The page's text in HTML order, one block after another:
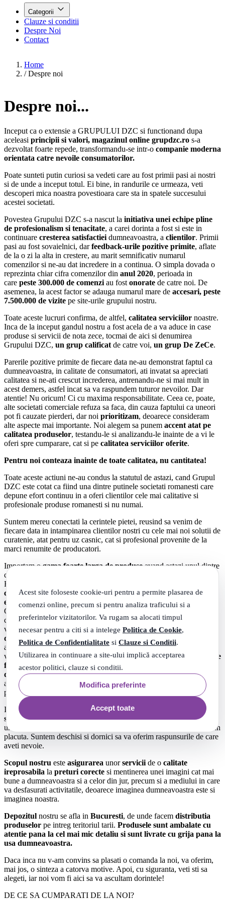
Acest site foloseste cookie-uri pentru a permite plasarea de
comenzi online, precum si pentru analiza traficului si a
preferintelor vizitatorilor. Va rugam sa alocati timpul
necesar pentru a citi si a intelege Politica de Cookie,
Politica de Confidentialitate si Clauze si Conditii.
Utilizarea in continuare a site-ului implică acceptarea
acestor politici, clauze si conditii.
Modifica preferinte
Accept toate
Categorii
Clauze si conditii
Despre Noi
Contact
Home
/ Despre noi
Despre noi...
Inceput ca o extensie a GRUPULUI DZC si functionand dupa
aceleasi principii si valori, magazinul online grupdzc.ro s-a
dezvoltat foarte repede, transformandu-se intr-o companie moderna
orientata catre nevoile consumatorilor.
Poate sunteti putin curiosi sa vedeti care au fost primii pasi ai nostri
si de unde a inceput totul. Ei bine, in randurile ce urmeaza, veti
descoperi mica noastra povestioara care sta in spatele succesului
acestei societati.
Povestea Grupului DZC s-a nascut la initiativa unei echipe pline
de profesionalism si tenacitate, a carei dorinta a fost si este in
continuare cresterea satisfactiei dumneavoastra, a clientilor. Primii
pasi au fost sovaielnici, darfeedback-urile pozitive primite, aflate
de la o zi la alta in crestere, au marit semnificativ numarul
comenzilor si ne-au dat incredere in a continua. O simpla dovada o
reprezinta chiar cifra comenzilor din anul 2020, perioada in
care peste 300.000 de comenzi au fost onorate de catre noi. De
asemenea, la acest factor se adauga numarul mare de accesari, peste
7.500.000 de vizite pe site-urile grupului nostru.
Toate aceste lucruri confirma, de altfel, calitatea serviciilor noastre.
Inca de la inceput gandul nostru a fost acela de a va aduce in case
produse si servicii de nota zece, tocmai de aici si denumirea
Grupului DZC, un grup calificat de catre voi, un grup De ZeCe.
Parerile pozitive primite de fiecare data ne-au demonstrat faptul ca
dumneavoastra, in calitate de consumatori, ati invatat sa apreciati
calitatea si ne-ati crescut increderea, antrenandu-ne si mai mult in
acest demers, astfel incat sa va raspundem tuturor nevoilor. Dar
atentie! Nu oricum! Ci cu maxima responsabilitate. Ceea ce, poate,
alte societati comerciale refuza sa faca, din cauza faptului ca uneori
pot fi cauzate pierderi, dar noi prioritizam, deoarece consideram
alte aspecte mai importante. Noi alegem sa punem accent atat pe
calitatea produselor, testandu-le si analizandu-le inainte de a vi le
oferi spre cumparare, cat si pe calitatea serviciilor oferite.
Pentru noi conteaza inainte de toate calitatea, nu cantitatea!
Toate aceste actiuni ne-au condus la statutul de astazi, cand Grupul
DZC este cotat ca fiind una dintre putinele societati romanesti care
depune efort continuu in a oferi clientilor cele mai calitative si
profesionale produse romanesti si nu numai.
Suntem mereu conectati la cerintele pietei, reusind sa venim de
fiecare data in intampinarea clientilor nostri cu cele mai noi solutii de
curatenie, atat pentru uz casnic, cat si profesional provenite de la
marci renumite de producatori.
Importam ogama foarte larga de produseavand astazi unul dintre
cele mai
Romania (
consumabile, bacanie, produse de sezon, categorii cu specific
etc
.), cat si unraport calitate-pretde invidiat. De asemenea,
Grupul DZC adaposteste acum si o selectie vasta a celor mai
complexe, importante si cautatemateriale de studiu. Indiferent ca
vorbim despremanuale, auxiliare, carti de specialitate sau carti
de lectura individuala
, pe pagina noastra veti putea gasi ceea ce v-
ar interesa. Trebuie sa mentionam un lucru deloc neglijabil, cand
vine vorba despre o astfel de sectiune/categorie:echipa noastra este
formata si din membri care au cunostinte pentru fiecare
domeniu in parte, astfel incat, lucrarile pe care vi le oferim spre
achizitie sa fie conforme si sa raspunda asteptarilor fiecarui client in
parte.
In concluzie,
nostru esteimplicat
gata
sa solutionezeorice nelamurire aveti in ceea ce priveste achizitia
unui produs, plasarea unei comenzi sau oricare alta situatie mai putin
placuta. Suntem deschisi si dornici sa va oferim raspunsurile de care
aveti nevoie.
Scopul nostru este asigurarea unorservicii de o calitate
ireprosabila la preturi corecte si mentinerea unei imagini cat mai
bune a dumneavoastra si a celor din jur, precum si a mediului in care
va desfasurati activitatile, deoarece imaginea dumneavoastra este si
imaginea noastra.
Depozitul nostru se afla in Bucuresti, de unde facem distributia
produselor pe intreg teritoriul tarii. Produsele sunt ambalate cu
atentie pana la cel mai mic detaliu si sunt livrate cu grija pana la
usa dumneavoastra.
Daca inca nu v-am convins sa plasati o comanda la noi, va oferim,
mai jos, o sinteza a catorva motive. Apoi, cu siguranta, veti sti sa
alegeti, iar noi vom fi aici sa va ascultam dorintele!
DE CE SA CUMPARATI DE LA NOI?